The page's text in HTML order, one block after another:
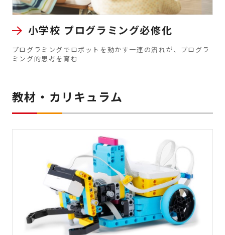
小学校 プログラミング必修化
プログラミングでロボットを動かす一連の流れが、プログラ
ミング的思考を育む
教材・カリキュラム